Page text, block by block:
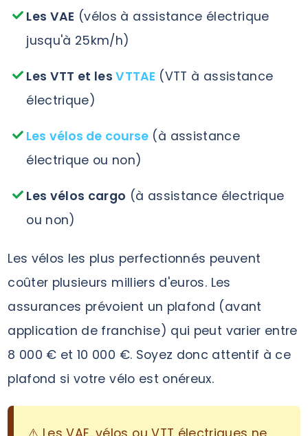
Les VAE (vélos à assistance électrique
jusqu'à 25km/h)
Les VTT et lesVTTAE (VTT à assistance
électrique)
Les vélos de course (à assistance
électrique ou non)
Les vélos cargo (à assistance électrique
ou non)
Les vélos les plus perfectionnés peuvent
coûter plusieurs milliers d'euros. Les
assurances prévoient un plafond (avant
application de franchise) qui peut varier entre
8 000 € et 10 000 €. Soyez donc attentif à ce
plafond si votre vélo est onéreux.